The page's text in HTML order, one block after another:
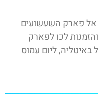
אל פארק השעשועים
לכו לפארק
ליום עמוס